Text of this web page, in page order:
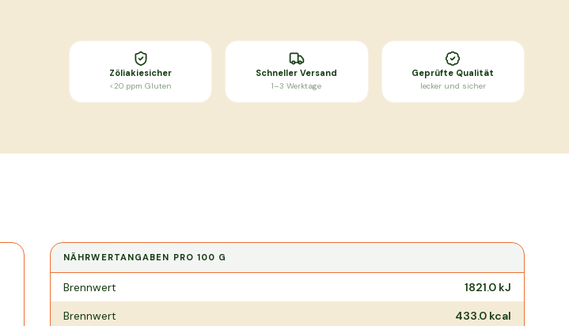
Zöliakiesicher
<20 ppm Gluten
Schneller Versand
1–3 Werktage
Geprüfte Qualität
lecker und sicher
NÄHRWERTANGABEN PRO100 G
Nährwertangaben pro
Brennwert 1821.0 kJ
Brennwert
433.0 kcal